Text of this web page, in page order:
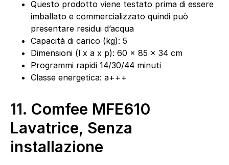
Questo prodotto viene testato prima di essere
imballato e commercializzato quindi può
presentare residui d’acqua
Capacità di carico (kg): 5
Dimensioni (l x a x p): 60 x 85 x 34 cm
Programmi rapidi 14/30/44 minuti
Classe energetica: a+++
11. Comfee MFE610
Lavatrice, Senza
installazione